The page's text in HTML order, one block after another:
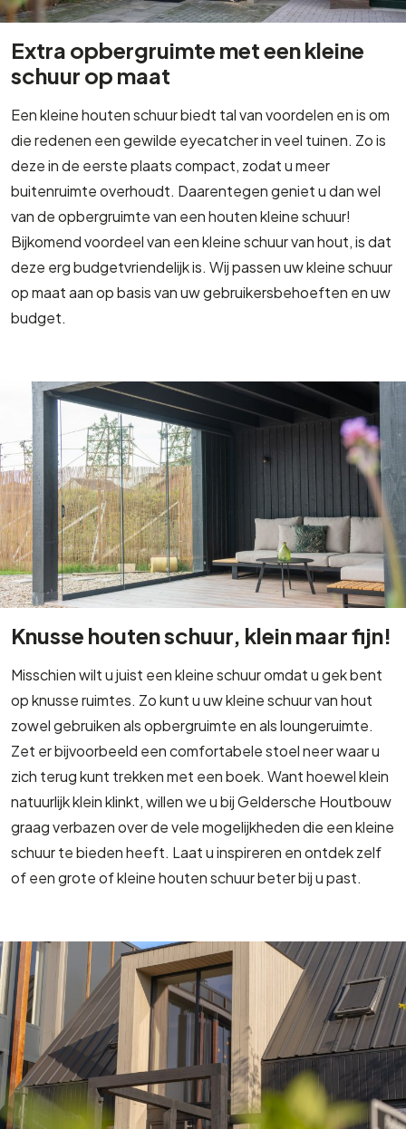
Extra opbergruimte met een kleine
schuur op maat
Een kleine houten schuur biedt tal van voordelen en is om
die redenen een gewilde eyecatcher in veel tuinen. Zo is
deze in de eerste plaats compact, zodat u meer
buitenruimte overhoudt. Daarentegen geniet u dan wel
van de opbergruimte van een houten kleine schuur!
Bijkomend voordeel van een kleine schuur van hout, is dat
deze erg budgetvriendelijk is. Wij passen uw kleine schuur
op maat aan op basis van uw gebruikersbehoeften en uw
budget.
Knusse houten schuur, klein maar fijn!
Misschien wilt u juist een kleine schuur omdat u gek bent
op knusse ruimtes. Zo kunt u uw kleine schuur van hout
zowel gebruiken als opbergruimte en als loungeruimte.
Zet er bijvoorbeeld een comfortabele stoel neer waar u
zich terug kunt trekken met een boek. Want hoewel klein
natuurlijk klein klinkt, willen we u bij Geldersche Houtbouw
graag verbazen over de vele mogelijkheden die een kleine
schuur te bieden heeft. Laat u inspireren en ontdek zelf
of een grote of kleine houten schuur beter bij u past.